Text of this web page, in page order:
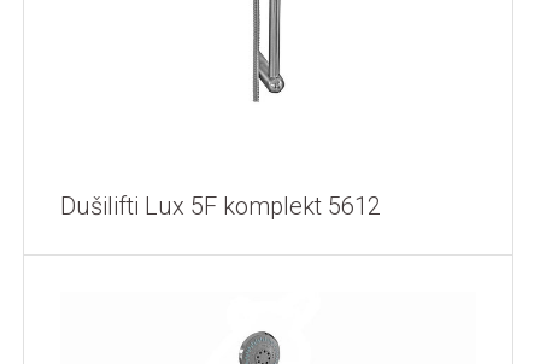
Dušilifti Lux 5F komplekt 5612